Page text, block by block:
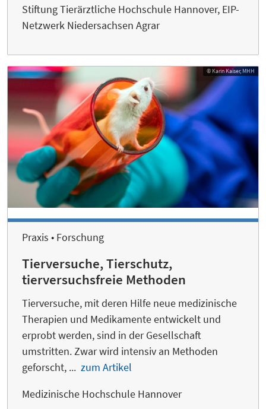
Stiftung Tierärztliche Hochschule Hannover, EIP-
Netzwerk Niedersachsen Agrar
© Karin Kaiser, MHH
Praxis • Forschung
Tierversuche, Tierschutz,
tierversuchsfreie Methoden
Tierversuche, mit deren Hilfe neue medizinische
Therapien und Medikamente entwickelt und
erprobt werden, sind in der Gesellschaft
umstritten. Zwar wird intensiv an Methoden
geforscht, ... zum Artikel
Medizinische Hochschule Hannover